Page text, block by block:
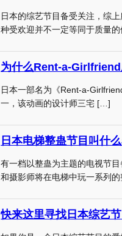
日本的综艺节目备受关注，综
种受欢迎并不一定等同于质量
日本一部名为《Rent-a-
一，该动画的设计师三宅 […]
有一档以整蛊为主题的电视节
和摄影师将在电梯中玩一系列
快来这里寻找日本综艺